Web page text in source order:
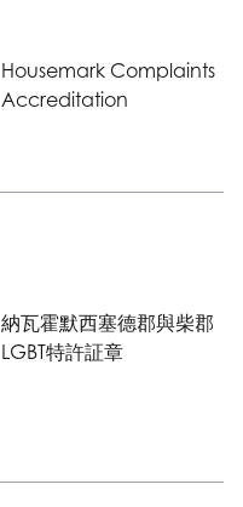
Housemark Complaints
Accreditation
納瓦霍默西塞德郡與柴郡
LGBT特許証章